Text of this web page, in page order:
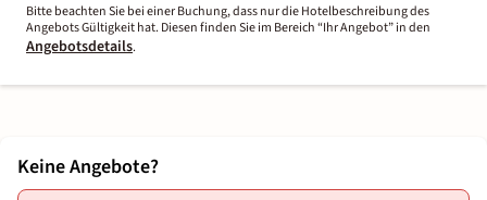
Bitte beachten Sie bei einer Buchung, dass nur die Hotelbeschreibung des
Angebots Gültigkeit hat. Diesen finden Sie im Bereich “Ihr Angebot” in den
Angebotsdetails.
Keine Angebote?